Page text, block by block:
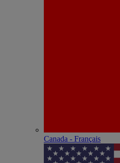
Canada - Français